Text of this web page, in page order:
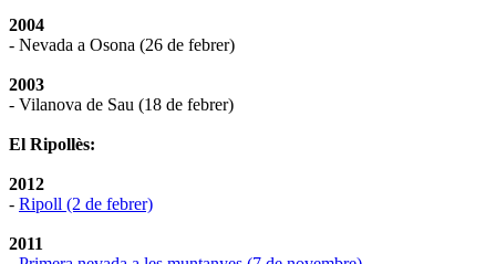
2004
- Nevada a Osona (26 de febrer)
2003
- Vilanova de Sau (18 de febrer)
El Ripollès:
2012
- Ripoll (2 de febrer)
2011